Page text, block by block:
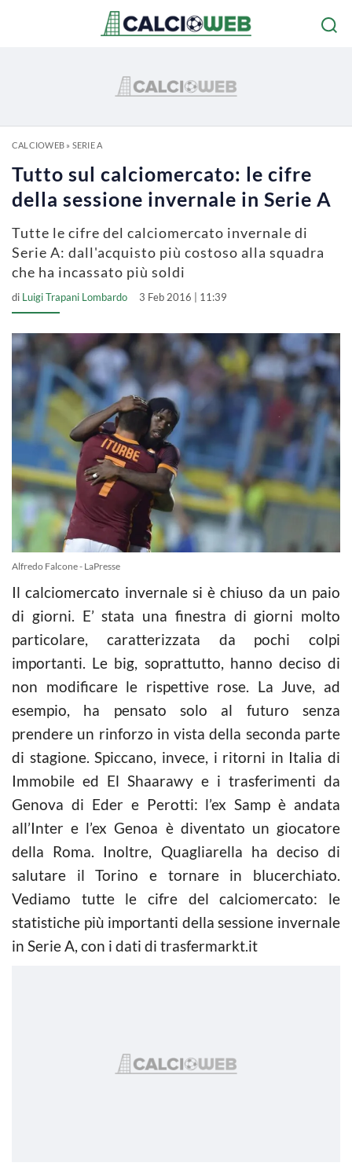
CALCIOWEB» SERIE A
Tutto sul calciomercato: le cifre
della sessione invernale in Serie A
Tutte le cifre del calciomercato invernale di
Serie A: dall'acquisto più costoso alla squadra
che ha incassato più soldi
di Luigi Trapani Lombardo 3 Feb 2016 | 11:39
Alfredo Falcone - LaPresse
Il calciomercato invernale si è chiuso da un paio
di giorni. E’ stata una finestra di giorni molto
particolare, caratterizzata da pochi colpi
importanti. Le big, soprattutto, hanno deciso di
non modificare le rispettive rose. La Juve, ad
esempio, ha pensato solo al futuro senza
prendere un rinforzo in vista della seconda parte
di stagione. Spiccano, invece, i ritorni in Italia di
Immobile ed El Shaarawy e i trasferimenti da
Genova di Eder e Perotti: l’ex Samp è andata
all’Inter e l’ex Genoa è diventato un giocatore
della Roma. Inoltre, Quagliarella ha deciso di
salutare il Torino e tornare in blucerchiato.
Vediamo tutte le cifre del calciomercato: le
statistiche più importanti della sessione invernale
in Serie A, con i dati di trasfermarkt.it